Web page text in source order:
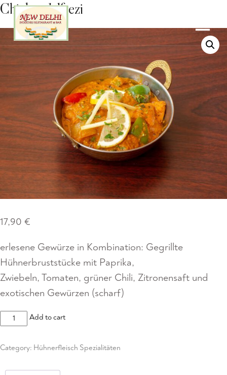
Chicken Jalfrezi
17,90 €
erlesene Gewürze in Kombination: Gegrillte
Hühnerbruststücke mit Paprika,
Zwiebeln, Tomaten, grüner Chili, Zitronensaft und
exotischen Gewürzen (scharf)
Chicken
quantity
Add to cart
Category: Hühnerfleisch Spezialitäten